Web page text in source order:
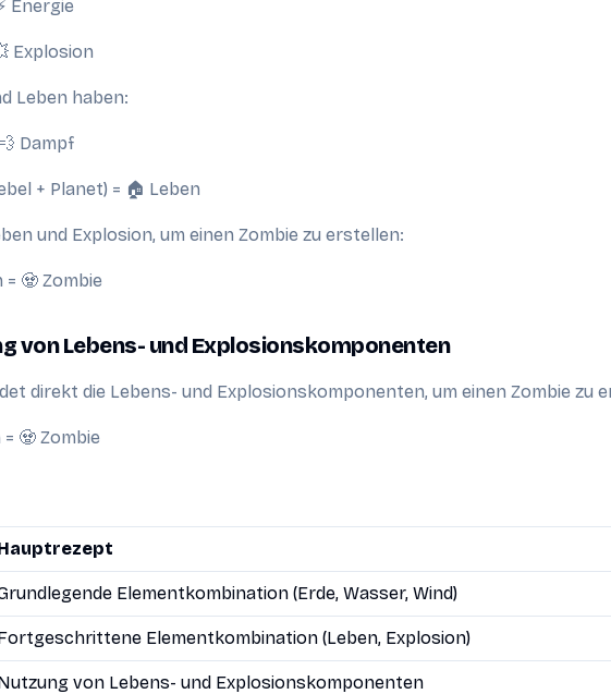
Energie
Explosion
Leben haben:
Dampf
+ Planet) = 🏠 Leben
und Explosion, um einen Zombie zu erstellen:
= 🧟 Zombie
von Lebens- und Explosionskomponenten
direkt die Lebens- und Explosionskomponenten, um einen Zombie zu
🧟 Zombie
Elementkombination (Erde, Wasser, Wind)
Elementkombination (Leben, Explosion)
von Lebens- und Explosionskomponenten